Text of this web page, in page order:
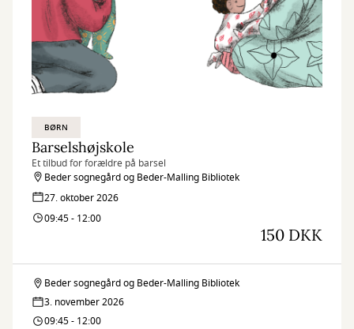
BØRN
Barselshøjskole
Et tilbud for forældre på barsel
Beder sognegård og Beder-Malling Bibliotek
27. oktober 2026
09:45 - 12:00
150 DKK
Barselshøjskole
Beder sognegård og Beder-Malling Bibliotek
3. november 2026
09:45 - 12:00